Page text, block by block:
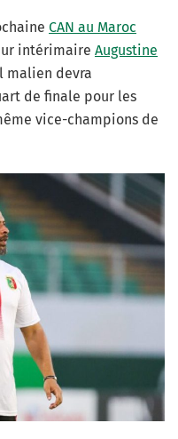
CAN au Maroc
intérimaire Augustine
malien devra
de finale pour les
vice-champions de